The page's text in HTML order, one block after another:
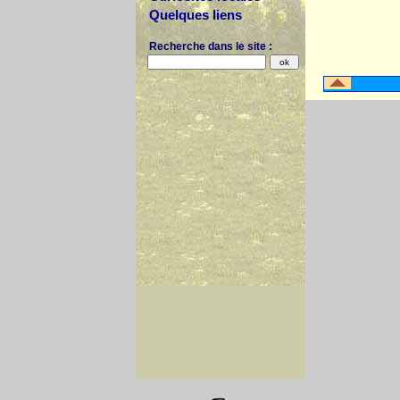
Quelques liens
Recherche dans le site :